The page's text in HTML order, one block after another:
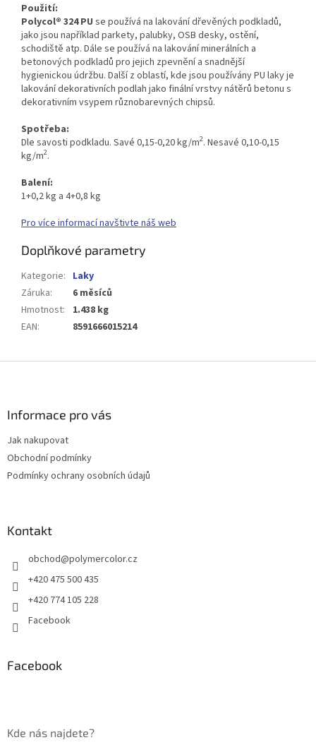
Použití:
Polycol® 324 PU se používá na lakování dřevěných podkladů,
jako jsou například parkety, palubky, OSB desky, ostění,
schodiště atp. Dále se používá na lakování minerálních a
betonových podkladů pro jejich zpevnění a snadnější
hygienickou údržbu. Další z oblastí, kde jsou používány PU laky je
lakování dekorativních podlah jako finální vrstvy nátěrů betonu s
dekorativním vsypem různobarevných chipsů.
Spotřeba:
Dle savosti podkladu. Savé 0,15-0,20 kg/m2. Nesavé 0,10-0,15
kg/m2​.
Balení:
1+0,2 kg a 4+0,8 kg
Pro více informací navštivte náš web
Doplňkové parametry
Kategorie: Laky
Záruka:
6 měsíců
Hmotnost:
1.438 kg
EAN: 8591666015214
Informace pro vás
Jak nakupovat
Obchodní podmínky
Podmínky ochrany osobních údajů
Kontakt
obchod@polymercolor.cz
+420 475 500 435
+420 774 105 228
Facebook
Facebook
Kde nás najdete?